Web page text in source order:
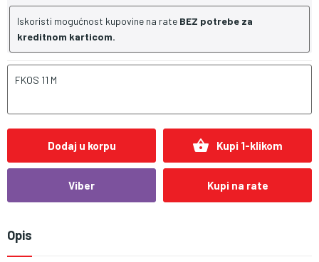
Iskoristi mogućnost kupovine na rate BEZ potrebe za
kreditnom karticom.
FKOS 11 M
Dodaj u korpu shopping_basket Kupi 1-klikom
Viber Kupi na rate
Opis